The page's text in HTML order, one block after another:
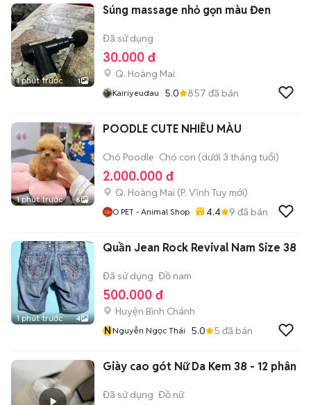
1 phút trước 1
Súng massage nhỏ gọn màu Đen
Đã sử dụng
30.000 đ
Q. Hoàng Mai
Kairiyeudau 5.0 857 đã bán
1 phút trước 6
POODLE CUTE NHIỀU MÀU
Chó Poodle Chó con (dưới 3 tháng tuổi)
2.000.000 đ
Q. Hoàng Mai (P. Vĩnh Tuy mới)
O PET - Animal Shop 4.4 9 đã bán
1 phút trước 4
Quần Jean Rock Revival Nam Size 38
Đã sử dụng Đồ nam
500.000 đ
Huyện Bình Chánh
NNguyễn Ngọc Thái 5.0 5 đã bán
Giày cao gót Nữ Da Kem 38 - 12 phân
Đã sử dụng Đồ nữ